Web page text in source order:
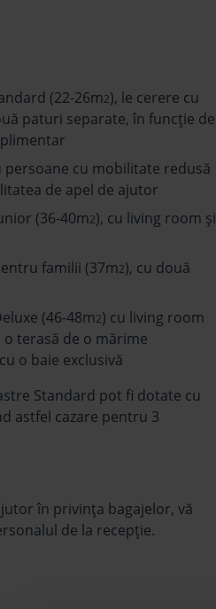
(22-26m2), le cerere cu
paturi separate, în funcţie de
persoane cu mobilitate redusă
de apel de ajutor
(36-40m2), cu living room şi
familii (37m2), cu două
(46-48m2) cu living room
terasă de o mărime
o baie exclusivă
Standard pot fi dotate cu
astfel cazare pentru 3
în privinţa bagajelor, vă
de la recepţie.